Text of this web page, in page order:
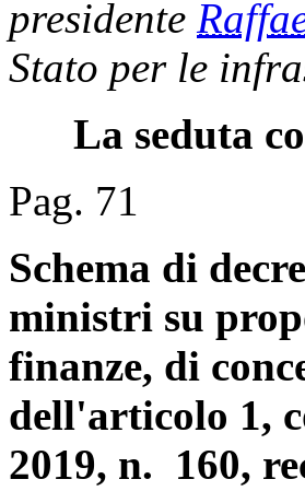
presidente
Stato per le
La seduta
Pag. 71
Schema di
ministri su
finanze, di
dell'articolo 1,
2019, n. 160,